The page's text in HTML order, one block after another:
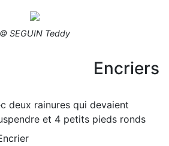
© SEGUIN Teddy
Encriers
deux rainures qui devaient
et 4 petits pieds ronds